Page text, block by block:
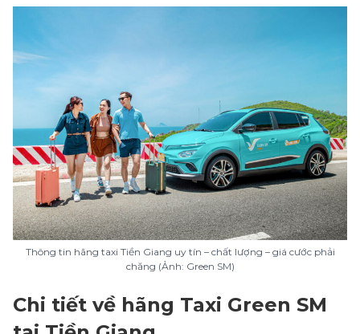
Thông tin hãng taxi Tiền Giang uy tín – chất lượng – giá cước phải
chăng (Ảnh: Green SM)
Chi tiết về hãng Taxi Green SM